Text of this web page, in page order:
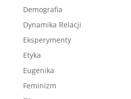
Demografia
Dynamika Relacji
Eksperymenty
Etyka
Eugenika
Feminizm